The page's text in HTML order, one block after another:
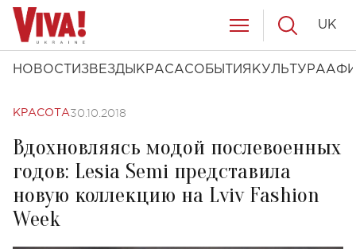
НОВОСТИ ЗВЕЗДЫ КРАСАСОБЫТИЯ КУЛЬТУРА
UK
КРАСОТА30.10.2018
Вдохновляясь модой послевоенных
годов: Lesia Semi представила
новую коллекцию на Lviv Fashion
Week